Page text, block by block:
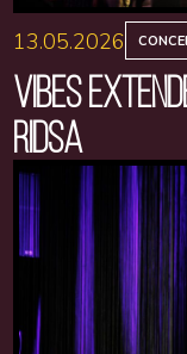
13.05.2026
VIBES
RIDSA